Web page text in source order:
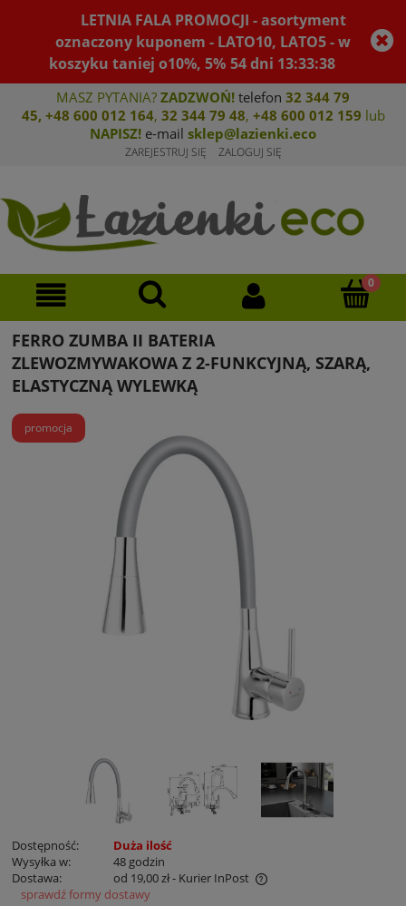
LETNIA FALA PROMOCJI - asortyment
oznaczony kuponem - LATO10, LATO5 - w
koszyku taniej o10%, 5% 54dni 13:33:38
MASZ PYTANIA? ZADZWOŃ! telefon 32 344 79
45, +48 600 012 164, 32 344 79 48, +48 600 012 159 lub
NAPISZ! e-mail sklep@lazienki.eco
ZAREJESTRUJ SIĘ ZALOGUJ SIĘ
FERRO ZUMBA II BATERIA
ZLEWOZMYWAKOWA Z 2-FUNKCYJNĄ, SZARĄ,
ELASTYCZNĄ WYLEWKĄ
promocja
Dostępność:
Duża ilość
Wysyłka w:
48 godzin
Dostawa:
od 19,00 zł- Kurier InPost
Cena nie zawiera ewentualnych kosztów płatności
sprawdź formy dostawy